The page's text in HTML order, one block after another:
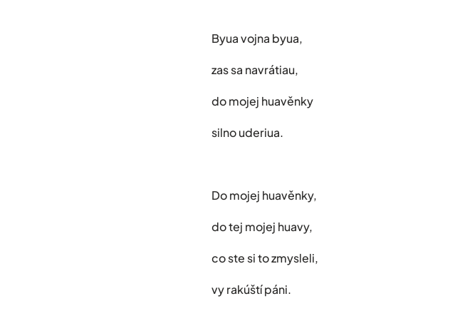
Byua vojna byua,
zas sa navrátiau,
do mojej huavěnky
silno uderiua.
Do mojej huavěnky,
do tej mojej huavy,
co ste si to zmysleli,
vy rakúští páni.